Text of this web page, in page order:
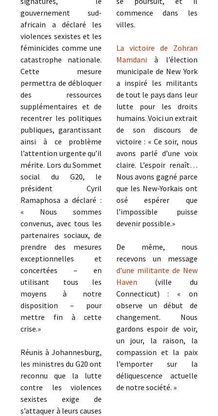
gouvernement sud-
africain a déclaré les
violences sexistes et les
féminicides comme une
catastrophe nationale.
Cette mesure
permettra de débloquer
des ressources
supplémentaires et de
recentrer les politiques
publiques, garantissant
ainsi à ce problème
l’attention urgente qu’il
mérite. Lors du Sommet
social du G20, le
président Cyril
Ramaphosa a déclaré :
« Nous sommes
convenus, avec tous les
partenaires sociaux, de
prendre des mesures
exceptionnelles et
concertées – en
utilisant tous les
moyens à notre
disposition – pour
mettre fin à cette
crise.»
Réunis à Johannesburg,
les ministres du G20 ont
reconnu que la lutte
contre les violences
sexistes exige de
s’attaquer à leurs causes
commence dans les
villes.
La victoire de Zohran
Mamdanià l’élection
municipale de New York
a inspiré les militants
de tout le pays dans leur
lutte pour les droits
humains. Voici un extrait
de son discours de
victoire : « Ce soir, nous
avons parlé d’une voix
claire. L’espoir renaît…
Nous avons gagné parce
que les New-Yorkais ont
osé espérer que
l’impossible puisse
devenir possible.»
De même, nous
recevons un message
d’une militante de New
Haven (ville du
Connecticut) : « on
observe un début de
changement. Nous
gardons espoir de voir,
un jour, la raison, la
compassion et la paix
l’emporter sur la
déliquescence actuelle
de notre société. »